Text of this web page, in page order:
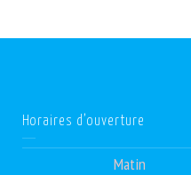
Horaires d’ouverture
Matin